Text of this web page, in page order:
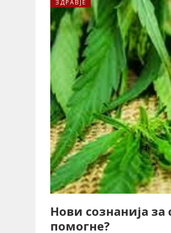
ЗДРАВЈЕ
Нови сознанија
помогне?